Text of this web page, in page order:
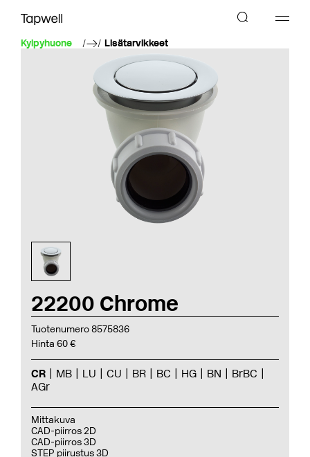
Kylpyhuone Lisätarvikkeet
22200 Chrome
Tuotenumero 8575836
Hinta 60 €
CR MB LU CU BR BC HG BN
BrBC
AGr
Mittakuva
CAD-piirros 2D
CAD-piirros 3D
STEP piirustus 3D